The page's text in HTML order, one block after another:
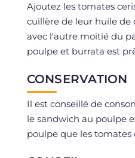
Ajoutez les tomates
cuillère de leur huile de
avec l'autre moitié du
poulpe et burrata est
CONSERVATION
Il est conseillé de
le sandwich au poulpe
poulpe que les tomates